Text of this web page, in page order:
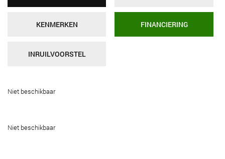
KENMERKEN FINANCIERING
INRUILVOORSTEL
Niet beschikbaar
Niet beschikbaar